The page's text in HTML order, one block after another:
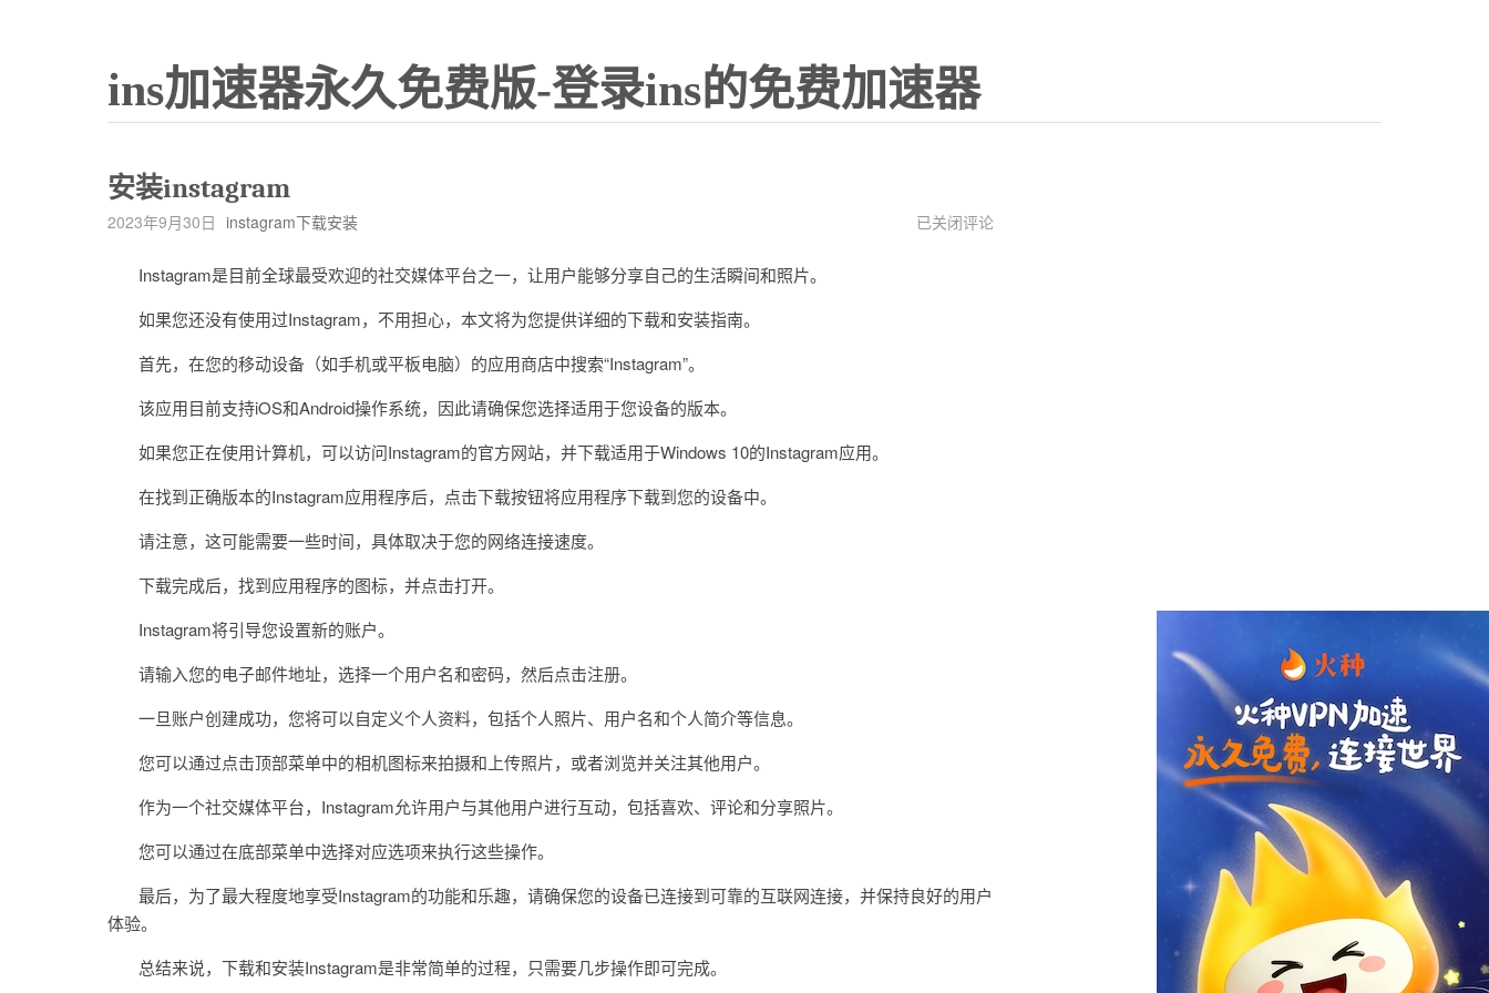
ins加速器永久免费版-登录ins的免费加速器
安装instagram
2023年9月30日 instagram下载安装
安
已关闭评论
Instagram是目前全球最受欢迎的社交媒体平台之一，让用户能够分享自己的生活瞬间和照片。
如果您还没有使用过Instagram，不用担心，本文将为您提供详细的下载和安装指南。
首先，在您的移动设备（如手机或平板电脑）的应用商店中搜索“Instagram”。
该应用目前支持iOS和Android操作系统，因此请确保您选择适用于您设备的版本。
如果您正在使用计算机，可以访问Instagram的官方网站，并下载适用于Windows 10的Instagram应用。
在找到正确版本的Instagram应用程序后，点击下载按钮将应用程序下载到您的设备中。
请注意，这可能需要一些时间，具体取决于您的网络连接速度。
下载完成后，找到应用程序的图标，并点击打开。
Instagram将引导您设置新的账户。
请输入您的电子邮件地址，选择一个用户名和密码，然后点击注册。
一旦账户创建成功，您将可以自定义个人资料，包括个人照片、用户名和个人简介等信息。
您可以通过点击顶部菜单中的相机图标来拍摄和上传照片，或者浏览并关注其他用户。
作为一个社交媒体平台，Instagram允许用户与其他用户进行互动，包括喜欢、评论和分享照片。
您可以通过在底部菜单中选择对应选项来执行这些操作。
最后，为了最大程度地享受Instagram的功能和乐趣，请确保您的设备已连接到可靠的互联网连接，并保持良好的用户
体验。
总结来说，下载和安装Instagram是非常简单的过程，只需要几步操作即可完成。